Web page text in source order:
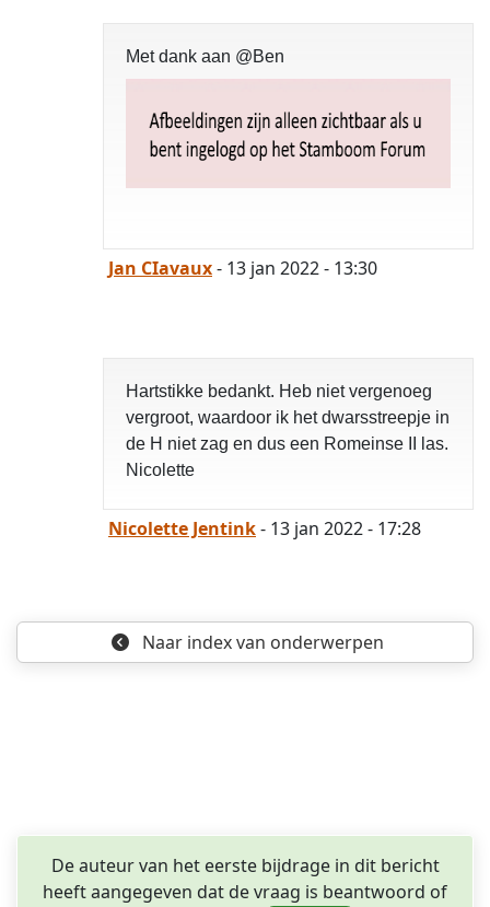
Met dank aan @Ben
Jan CIavaux- 13 jan 2022 - 13:30
Hartstikke bedankt. Heb niet vergenoeg
vergroot, waardoor ik het dwarsstreepje in
de H niet zag en dus een Romeinse II las.
Nicolette
Nicolette Jentink- 13 jan 2022 - 17:28
Naar indexvan onderwerpen
De auteur van het eerste bijdrage in dit bericht
heeft aangegeven dat de vraag is beantwoord of
opgelost